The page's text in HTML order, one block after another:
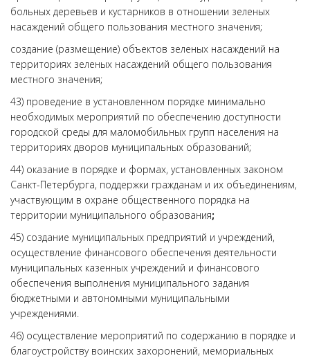
больных деревьев и кустарников в отношении зеленых
насаждений общего пользования местного значения;
создание (размещение) объектов зеленых насаждений на
территориях зеленых насаждений общего пользования
местного значения;
43) проведение в установленном порядке минимально
необходимых мероприятий по обеспечению доступности
городской среды для маломобильных групп населения на
территориях дворов муниципальных образований;
44) оказание в порядке и формах, установленных законом
Санкт-Петербурга, поддержки гражданам и их объединениям,
участвующим в охране общественного порядка на
территории муниципального образования;
45) создание муниципальных предприятий и учреждений,
осуществление финансового обеспечения деятельности
муниципальных казенных учреждений и финансового
обеспечения выполнения муниципального задания
бюджетными и автономными муниципальными
учреждениями.
46) осуществление мероприятий по содержанию в порядке и
благоустройству воинских захоронений, мемориальных